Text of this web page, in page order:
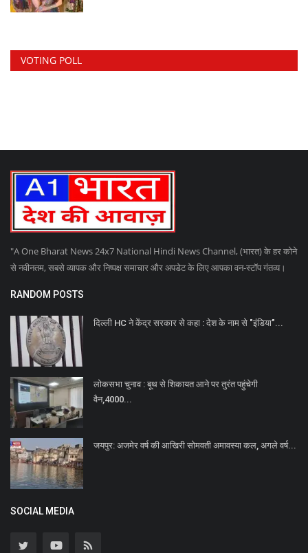
VOTING POLL
"A One Bharat News 24x7 National Hindi News Channel, (भारत) के हर कोने
से नवीनतम, सबसे व्यापक और निष्पक्ष समाचार और अपडेट के लिए आपका वन-स्टॉप गंतव्य।
RANDOM POSTS
दिल्ली HC ने केंद्र सरकार से कहा : देश के नाम से "इंडिया"...
लोकसभा चुनाव : बूथ से शिकायत आने पर तुरंत पहुंचेगी
वैन,4000...
जयपुर: अजमेर वर्ष की आखिरी सोमवती अमावस्या कल, अगले वर्ष...
SOCIAL MEDIA